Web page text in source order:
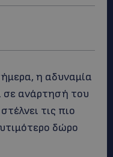
η αδυναμία
σε ανάρτησή του
τις πιο
δώρο